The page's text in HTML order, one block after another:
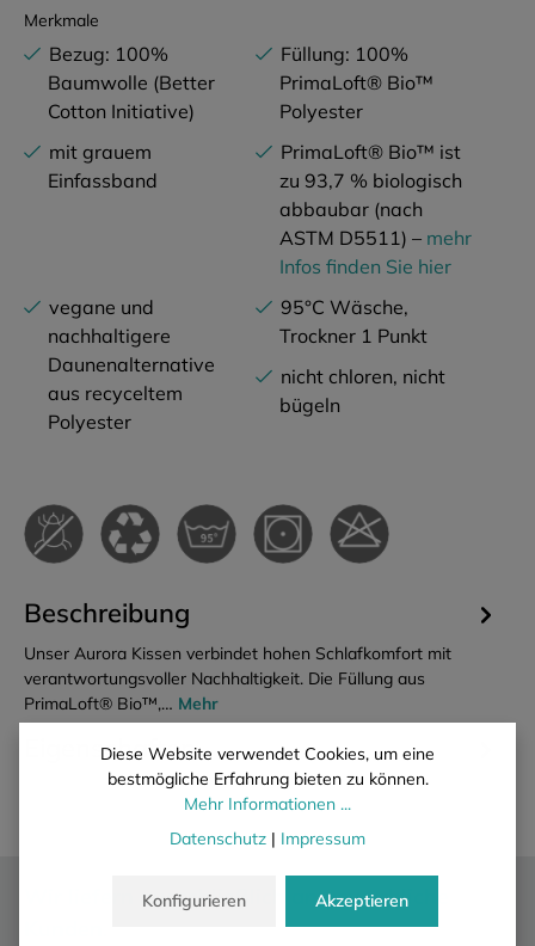
Merkmale
Bezug: 100%
Baumwolle (Better
Cotton Initiative)
Füllung: 100%
PrimaLoft® Bio™
Polyester
mit grauem
Einfassband
PrimaLoft® Bio™ ist
zu 93,7 % biologisch
abbaubar (nach
ASTM D5511) – mehr
Infos finden Sie hier
vegane und
nachhaltigere
Daunenalternative
aus recyceltem
Polyester
95°C Wäsche,
Trockner 1 Punkt
nicht chloren, nicht
bügeln
Beschreibung
Unser Aurora Kissen verbindet hohen Schlafkomfort mit
verantwortungsvoller Nachhaltigkeit. Die Füllung aus
PrimaLoft® Bio™,… Mehr
Eigenschaften
Wir liefern ausschließlich an gewerbliche
Diese Website verwendet Cookies, um eine
bestmögliche Erfahrung bieten zu können.
Mehr Informationen ...
Datenschutz | Impressum
Konfigurieren Akzeptieren